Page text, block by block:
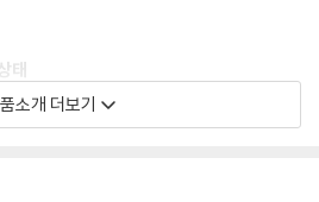
태
아웃케이스 주름, 모서리 눌림 및 갈라짐이
실 경우 미개봉 상태로 문의 부탁드립니
기포 혹은 경미한 인쇄 오류가 발생할 수
소개 더보기